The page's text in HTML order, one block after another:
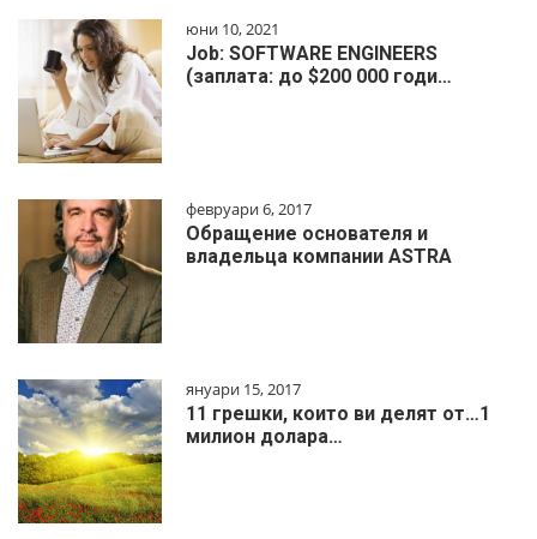
юни 10, 2021
Job: SOFTWARE ENGINEERS
(заплата: до $200 000 годи…
февруари 6, 2017
Обращение основателя и
владельца компании ASTRA
януари 15, 2017
11 грешки, които ви делят от…1
милиoн дoлapa…